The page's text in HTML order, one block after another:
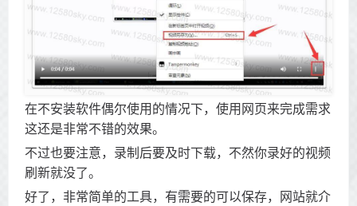
在不安装软件偶尔使用的情况下，使用网页来完成需求
这还是非常不错的效果。
不过也要注意，录制后要及时下载，不然你录好的视频
刷新就没了。
好了，非常简单的工具，有需要的可以保存，网站就介